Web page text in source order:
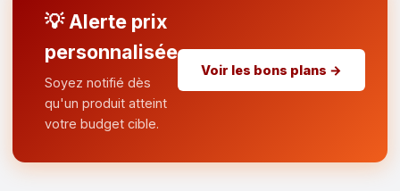
💡 Alerte prix
personnalisée
Soyez notifié dès
qu'un produit atteint
votre budget cible.
Voir les bons plans →